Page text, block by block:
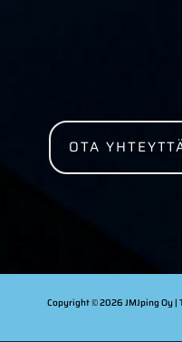
OTA
Copyright © 2026 JMJping Oy |